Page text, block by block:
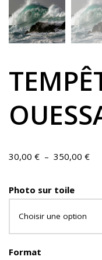
30,00 € – 350,00 €
Photo sur toile
Format